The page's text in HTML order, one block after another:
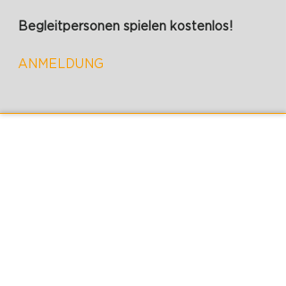
Begleitpersonen spielen kostenlos!
ANMELDUNG